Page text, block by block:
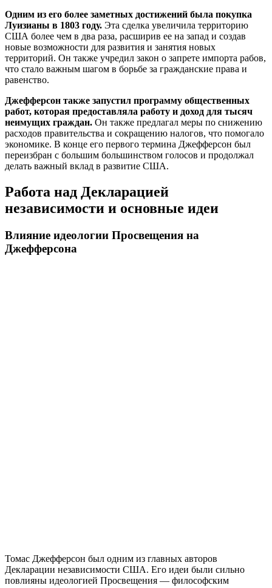
Одним из его более заметных достижений была покупка
Луизианы в 1803 году. Эта сделка увеличила территорию
США более чем в два раза, расширив ее на запад и создав
новые возможности для развития и занятия новых
территорий. Он также учредил закон о запрете импорта рабов,
что стало важным шагом в борьбе за гражданские права и
равенство.
Джефферсон также запустил программу общественных
работ, которая предоставляла работу и доход для тысяч
неимущих граждан. Он также предлагал меры по снижению
расходов правительства и сокращению налогов, что помогало
экономике. В конце его первого термина Джефферсон был
переизбран с большим большинством голосов и продолжал
делать важный вклад в развитие США.
Работа над Декларацией
независимости и основные идеи
Влияние идеологии Просвещения на
Джефферсона
Томас Джефферсон был одним из главных авторов
Декларации независимости США. Его идеи были сильно
повлияны идеологией Просвещения — философским